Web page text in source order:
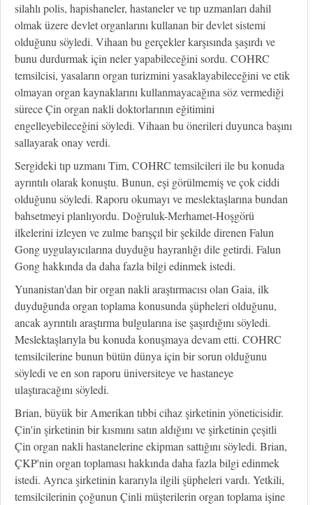
silahlı polis, hapishaneler, hastaneler ve tıp uzmanları dahil
olmak üzere devlet organlarını kullanan bir devlet sistemi
olduğunu söyledi. Vihaan bu gerçekler karşısında şaşırdı ve
bunu durdurmak için neler yapabileceğini sordu. COHRC
temsilcisi, yasaların organ turizmini yasaklayabileceğini ve etik
olmayan organ kaynaklarını kullanmayacağına söz vermediği
sürece Çin organ nakli doktorlarının eğitimini
engelleyebileceğini söyledi. Vihaan bu önerileri duyunca başını
sallayarak onay verdi.
Sergideki tıp uzmanı Tim, COHRC temsilcileri ile bu konuda
ayrıntılı olarak konuştu. Bunun, eşi görülmemiş ve çok ciddi
olduğunu söyledi. Raporu okumayı ve meslektaşlarına bundan
bahsetmeyi planlıyordu. Doğruluk-Merhamet-Hoşgörü
ilkelerini izleyen ve zulme barışçıl bir şekilde direnen Falun
Gong uygulayıcılarına duyduğu hayranlığı dile getirdi. Falun
Gong hakkında da daha fazla bilgi edinmek istedi.
Yunanistan'dan bir organ nakli araştırmacısı olan Gaia, ilk
duyduğunda organ toplama konusunda şüpheleri olduğunu,
ancak ayrıntılı araştırma bulgularına ise şaşırdığını söyledi.
Meslektaşlarıyla bu konuda konuşmaya devam etti. COHRC
temsilcilerine bunun bütün dünya için bir sorun olduğunu
söyledi ve en son raporu üniversiteye ve hastaneye
ulaştıracağını söyledi.
Brian, büyük bir Amerikan tıbbi cihaz şirketinin yöneticisidir.
Çin'in şirketinin bir kısmını satın aldığını ve şirketinin çeşitli
Çin organ nakli hastanelerine ekipman sattığını söyledi. Brian,
ÇKP'nin organ toplaması hakkında daha fazla bilgi edinmek
istedi. Ayrıca şirketinin kararıyla ilgili şüpheleri vardı. Yetkili,
temsilcilerinin çoğunun Çinli müşterilerin organ toplama işine